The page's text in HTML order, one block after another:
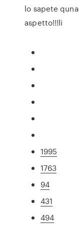
lo sapete
aspetto!!!li
1995
1763
94
431
494